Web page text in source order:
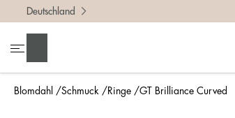
Blomdahl Schmuck Ringe GT Brilliance Curved
Deutschland